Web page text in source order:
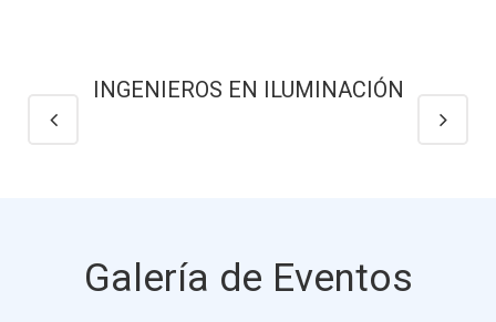
INGENIEROS EN ILUMINACIÓN
Galería de Eventos